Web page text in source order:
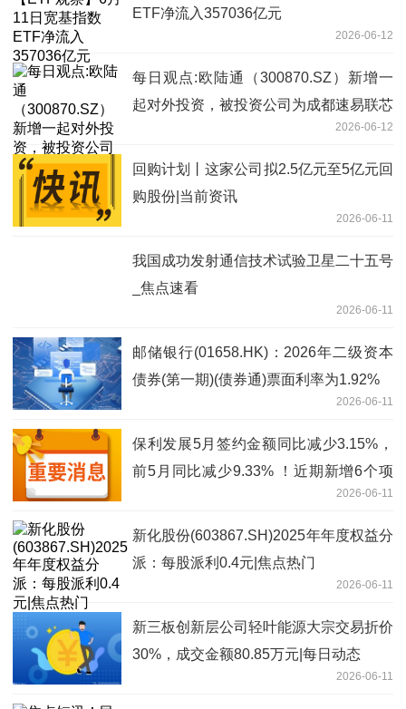
ETF净流入357036亿元
2026-06-12
每日观点:欧陆通（300870.SZ）新增一
起对外投资，被投资公司为成都速易联芯
2026-06-12
回购计划丨这家公司拟2.5亿元至5亿元回
购股份|当前资讯
2026-06-11
我国成功发射通信技术试验卫星二十五号
_焦点速看
2026-06-11
邮储银行(01658.HK)：2026年二级资本
债券(第一期)(债券通)票面利率为1.92%
2026-06-11
保利发展5月签约金额同比减少3.15%，
前5月同比减少9.33% ！近期新增6个项
2026-06-11
新化股份(603867.SH)2025年年度权益分
派：每股派利0.4元|焦点热门
2026-06-11
新三板创新层公司轻叶能源大宗交易折价
30%，成交金额80.85万元|每日动态
2026-06-11